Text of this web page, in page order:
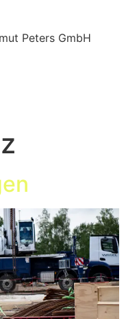
Peters GmbH